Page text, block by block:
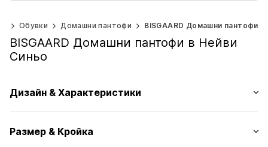
Обувки Домашни пантофи BISGAARD Домашни пантофи
BISGAARD Домашни пантофи в Нейви
Синьо
Дизайн & Характеристики
Заоблен връх
Размер & Кройка